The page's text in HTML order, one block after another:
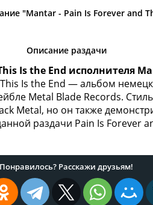
"Mantar - Pain Is Forever and
Описание раздачи
Is the End исполнителя
Is the End — альбом
Metal Blade Records.
Metal, но он также
раздачи Pain Is Forever
Понравилось? Расскажи друзьям!